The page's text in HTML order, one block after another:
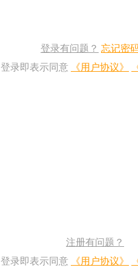
登录有问题？ 忘记密
登录即表示同意
《用户协议》
注册有问题？
登录即表示同意
《用户协议》